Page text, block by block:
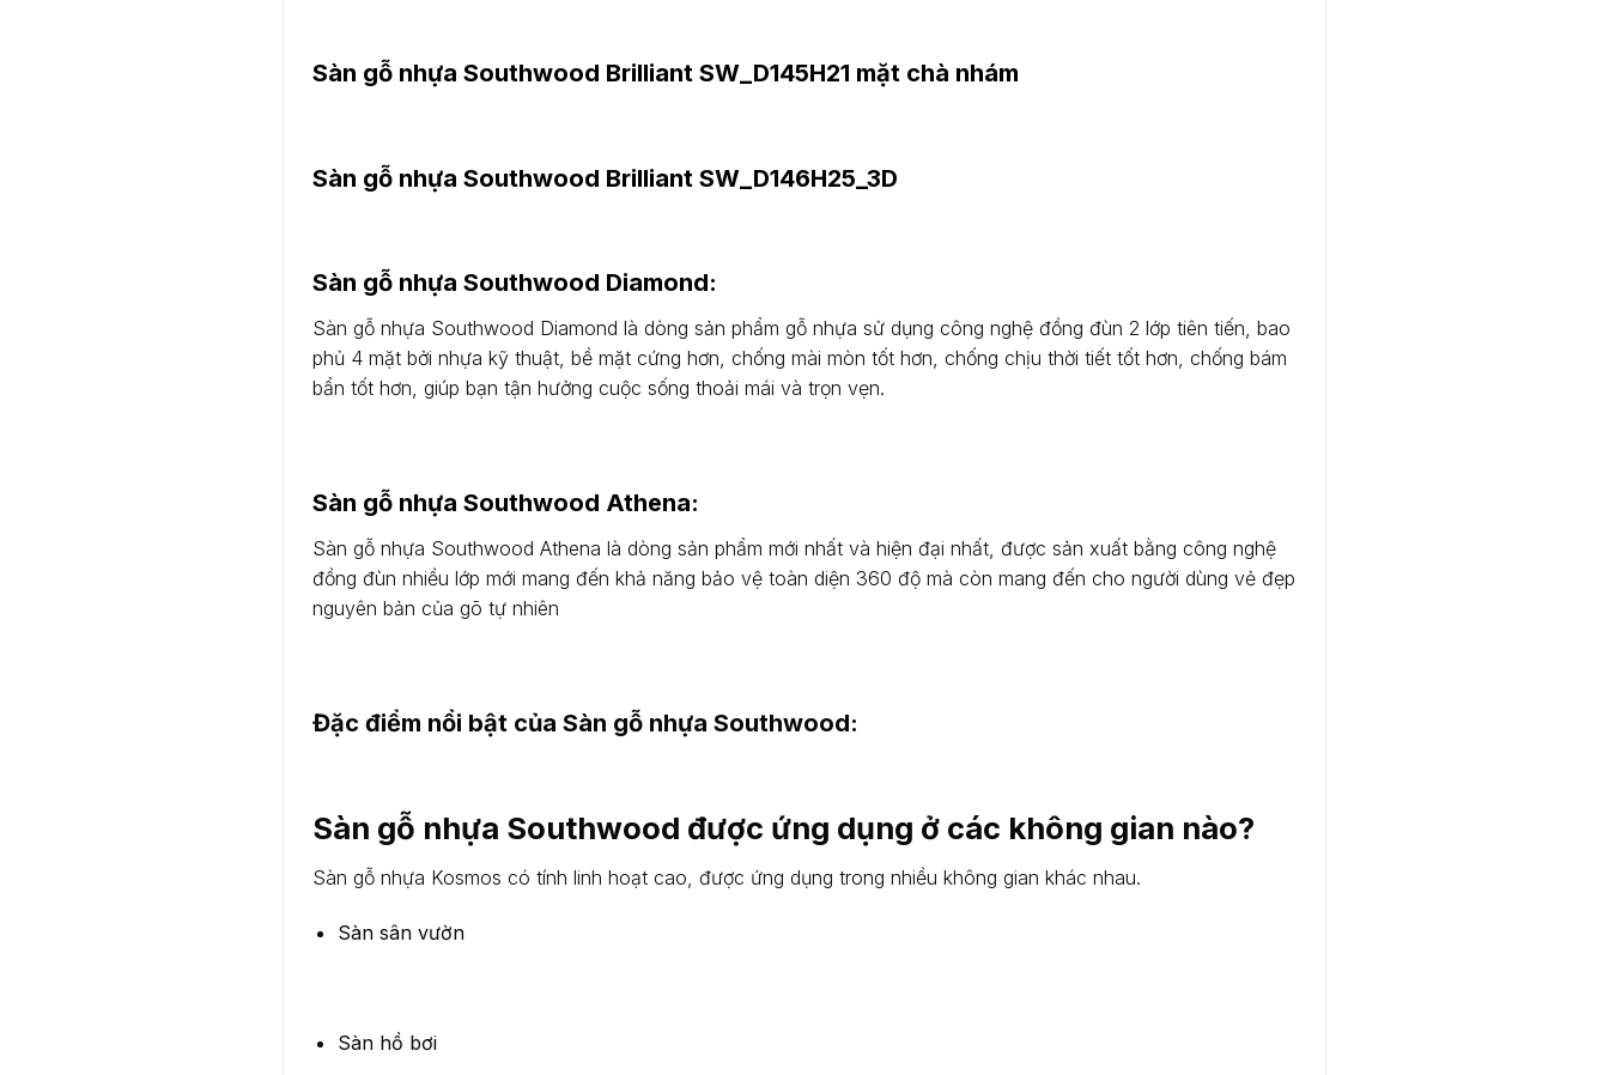
Sàn gỗ nhựa Southwood Brilliant SW_D145H21 mặt chà nhám
Sàn gỗ nhựa Southwood Brilliant SW_D146H25_3D
Sàn gỗ nhựa Southwood Diamond:
Sàn gỗ nhựa Southwood Diamond là dòng sản phẩm gỗ nhựa sử dụng công nghệ đồng đùn 2 lớp tiên tiến, bao
phủ 4 mặt bởi nhựa kỹ thuật, bề mặt cứng hơn, chống mài mòn tốt hơn, chống chịu thời tiết tốt hơn, chống bám
bẩn tốt hơn, giúp bạn tận hưởng cuộc sống thoải mái và trọn vẹn.
Sàn gỗ nhựa Southwood Athena:
Sàn gỗ nhựa Southwood Athena là dòng sản phẩm mới nhất và hiện đại nhất, được sản xuất bằng công nghệ
đồng đùn nhiều lớp mới mang đến khả năng bảo vệ toàn diện 360 độ mà còn mang đến cho người dùng vẻ đẹp
nguyên bản của gõ tự nhiên
Đặc điểm nổi bật của Sàn gỗ nhựa Southwood:
Sàn gỗ nhựa Southwood được ứng dụng ở các không gian nào?
Sàn gỗ nhựa Kosmos có tính linh hoạt cao, được ứng dụng trong nhiều không gian khác nhau.
Sàn sân vườn
Sàn hồ bơi